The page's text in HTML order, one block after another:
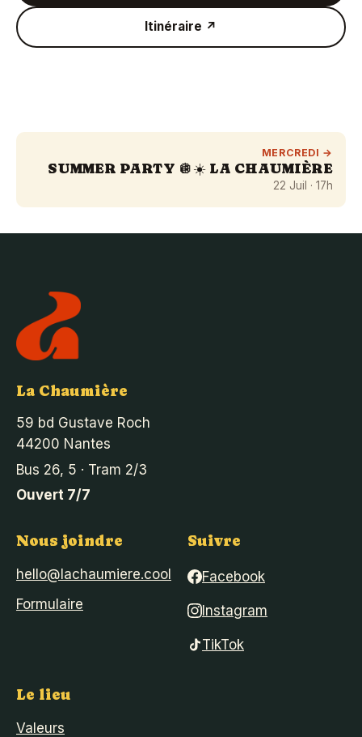
Itinéraire ↗
MERCREDI →
SUMMER PARTY 🪩☀️ LA CHAUMIÈRE
22 Juil · 17h
La Chaumière
59 bd Gustave Roch
44200 Nantes
Bus 26, 5 · Tram 2/3
Ouvert 7/7
Nous joindre
hello@lachaumiere.cool
Formulaire
Suivre
Facebook
Instagram
TikTok
Le lieu
Valeurs